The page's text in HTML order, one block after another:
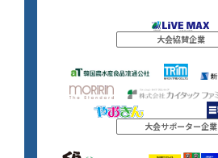
大会協賛企業
大会サポーター企業